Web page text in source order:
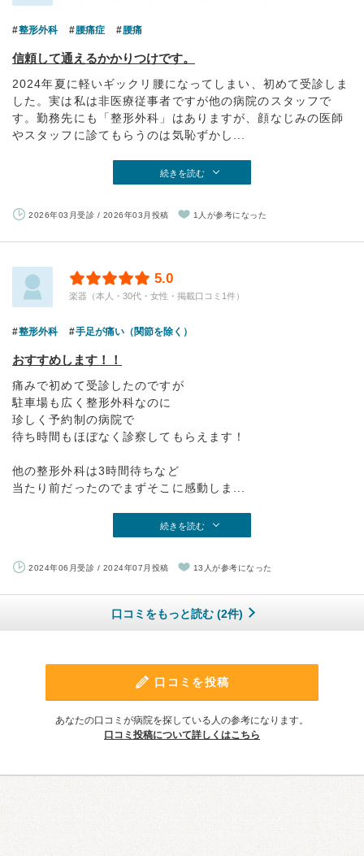
整形外科 腰痛症 腰痛
信頼して通えるかかりつけです。
2024年夏に軽いギックリ腰になってしまい、初めて受診しま
した。実は私は非医療従事者ですが他の病院のスタッフで
す。勤務先にも「整形外科」はありますが、顔なじみの医師
やスタッフに診てもらうのは気恥ずかし...
続きを読む
2026年03月受診 / 2026年03月投稿 1人が参考になった
5.0
楽器（本人・30代・女性・掲載口コミ1件）
整形外科 手足が痛い（関節を除く）
おすすめします！！
痛みで初めて受診したのですが
駐車場も広く整形外科なのに
珍しく予約制の病院で
待ち時間もほぼなく診察してもらえます！
他の整形外科は3時間待ちなど
当たり前だったのでまずそこに感動しま...
続きを読む
2024年06月受診 / 2024年07月投稿 13人が参考になった
口コミをもっと読む (2件)
口コミを投稿
あなたの口コミが病院を探している人の参考になります。
口コミ投稿について詳しくはこちら